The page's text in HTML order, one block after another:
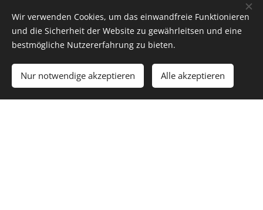
Wir verwenden Cookies, um das einwandfreie Funktionieren
und die Sicherheit der Website zu gewährleitsen und eine
bestmögliche Nutzererfahrung zu bieten.
Nur notwendige akzeptieren Alle akzeptieren